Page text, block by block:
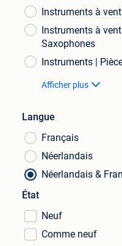
Instruments à
Instruments à
Saxophones
Instruments |
Afficher plus
Langue
Français
Néerlandais
Néerlandais &
État
Neuf
Comme neuf